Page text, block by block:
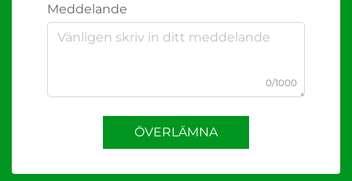
Meddelande
0/1000
ÖVERLÄMNA